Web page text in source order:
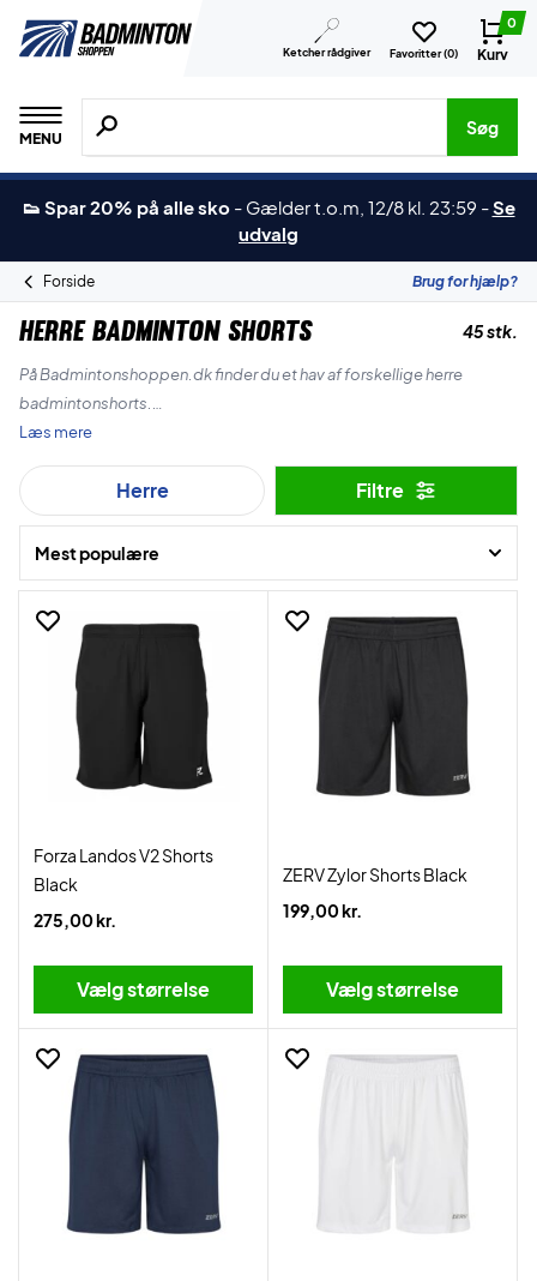
Ketcher rådgiver Favoritter (0)
0
Kurv
MENU
Søg efter produkter, mærker etc.
Søg
👟 Spar 20% på alle sko - Gælder t.o.m, 12/8 kl. 23:59 -Se
udvalg
Forside Brug for hjælp?
Herre Badminton Shorts 45 stk.
På Badmintonshoppen.dk finder du et hav af forskellige herre
badmintonshorts.
der er både tilbud og de mest populære badminton shorts i den
lækreste kvalitet.
Find dine favoritter her på siden og få leveret lynhurtigt!
Læs mere
Herre Filtre
Mest populære
Forza Landos V2 Shorts
Black
275,00 kr.
Vælg størrelse
ZERV Zylor Shorts Black
199,00 kr.
Vælg størrelse